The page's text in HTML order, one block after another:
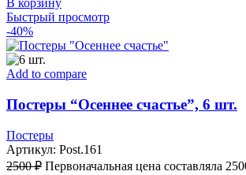
В корзину
Быстрый просмотр
-40%
Add to compare
Постеры “Осеннее счастье”, 6 шт.
Постеры
Артикул: Post.161
2500₽ Первоначальная цена составляла